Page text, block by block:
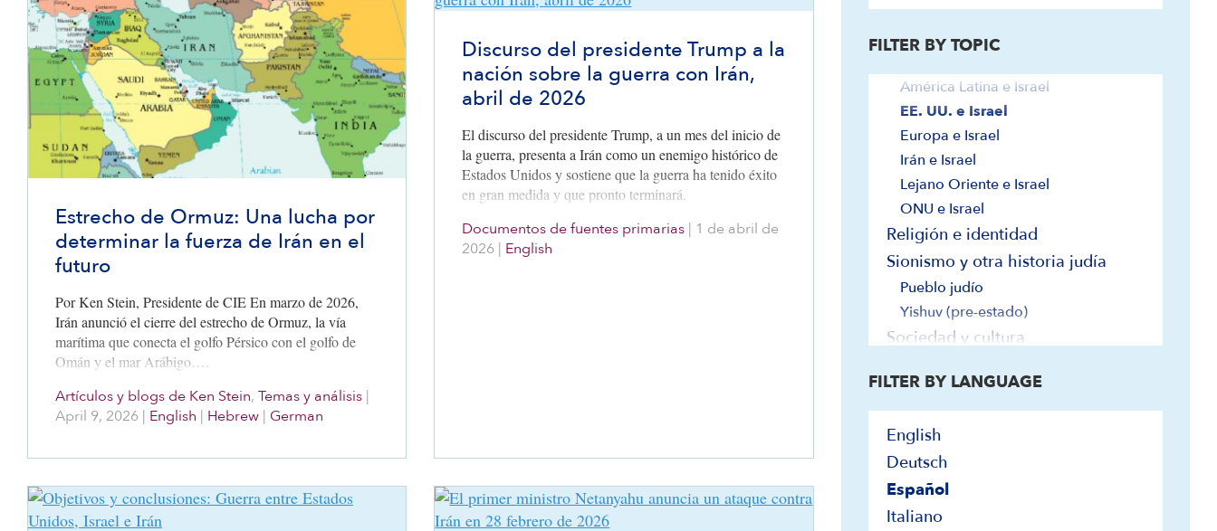
Estrecho de Ormuz: Una lucha por
determinar la fuerza de Irán en el
futuro
Por Ken Stein, Presidente de CIE En marzo de 2026,
Irán anunció el cierre del estrecho de Ormuz, la vía
marítima que conecta el golfo Pérsico con el golfo de
Omán y el mar Arábigo….
Artículos y blogs de Ken Stein, Temas y análisis |
April 9, 2026 | English | Hebrew | German
Discurso del presidente Trump a la
nación sobre la guerra con Irán,
abril de 2026
El discurso del presidente Trump, a un mes del inicio de
la guerra, presenta a Irán como un enemigo histórico de
Estados Unidos y sostiene que la guerra ha tenido éxito
en gran medida y que pronto terminará.
Documentos de fuentes primarias | 1 de abril de
2026 | English
FILTER BY TOPIC
2020-presente: Acuerdos de
Abraham
América Latina e Israel
EE. UU. e Israel
Europa e Israel
Irán e Israel
Lejano Oriente e Israel
ONU e Israel
Religión e identidad
Sionismo y otra historia judía
Pueblo judío
Yishuv (pre-estado)
Sociedad y cultura
FILTER BY LANGUAGE
English
Deutsch
Español
Italiano